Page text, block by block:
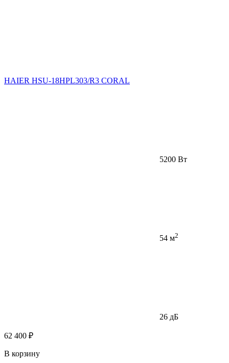
HAIER HSU-18HPL303/R3 CORAL
5200 Вт
54 м2
26 дБ
62 400 ₽
В корзину